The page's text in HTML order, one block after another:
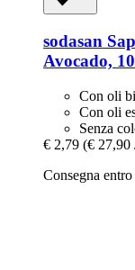
sodasan
Avocado,
Con oli
Con oli
Senza
€ 2,79 (€ 27,90
Consegna